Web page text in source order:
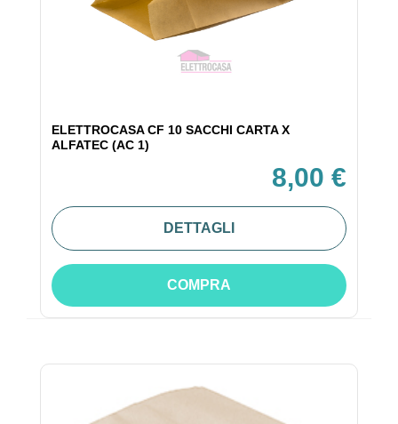
ELETTROCASA CF 10 SACCHI CARTA X
ALFATEC (AC 1)
8,00 €
DETTAGLI
COMPRA